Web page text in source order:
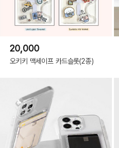
20,000
오키키 맥세이프 카드슬롯(2종)